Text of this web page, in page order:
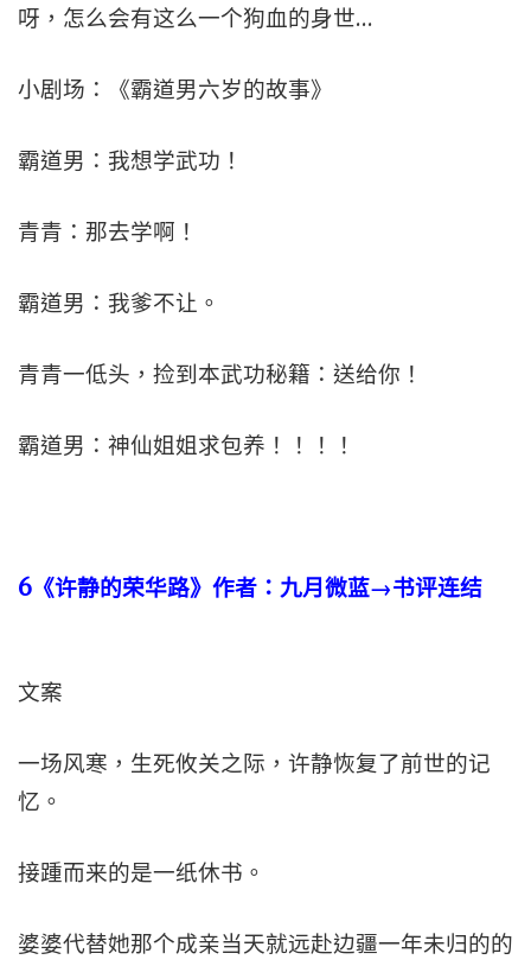
呀，怎么会有这么一个狗血的身世…
小剧场：《霸道男六岁的故事》
霸道男：我想学武功！
青青：那去学啊！
霸道男：我爹不让。
青青一低头，捡到本武功秘籍：送给你！
霸道男：神仙姐姐求包养！！！！
6 《许静的荣华路》作者：九月微蓝→书评连结
文案
一场风寒，生死攸关之际，许静恢复了前世的记
忆。
接踵而来的是一纸休书。
婆婆代替她那个成亲当天就远赴边疆一年未归的的